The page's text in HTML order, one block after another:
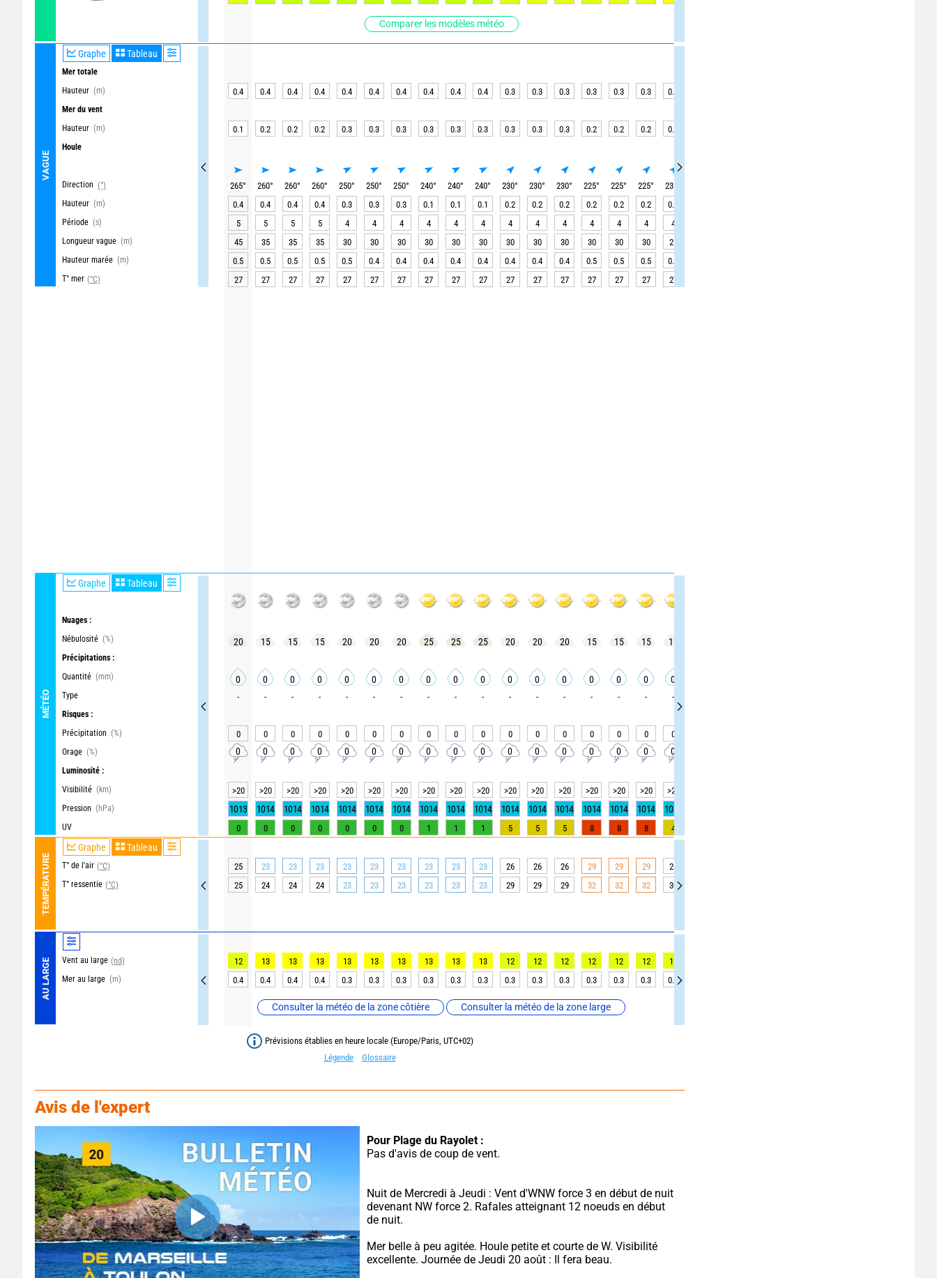
Comparer les modèles météo
VAGUE
Graphe Tableau
Mer totale
Hauteur (m)
Mer du vent
Hauteur (m)
Houle
Direction (°)
Hauteur (m)
Période (s)
Longueur vague (m)
Hauteur marée (m)
T° mer (°C)
MÉTÉO
Graphe Tableau
Nuages :
Nébulosité (%)
Précipitations :
Quantité (mm)
Type
Risques :
Précipitation (%)
Orage (%)
Luminosité :
Visibilité (km)
Pression (hPa)
UV
TEMPÉRATURE
Graphe Tableau
T° de l'air (°C)
T° ressentie (°C)
AU LARGE Vent au large (nd)
Mer au large (m)
Consulter la météo de la zone côtière Consulter la météo de la zone large
0.4 0.4 0.4 0.4 0.4 0.4 0.4 0.4 0.4 0.4 0.3 0.3 0.3 0.3 0.3 0.3 0.2
0.1 0.2 0.2 0.2 0.3 0.3 0.3 0.3 0.3 0.3 0.3 0.3 0.3 0.2 0.2 0.2 0.1
265° 260° 260° 260° 250° 250° 250° 240° 240° 240° 230° 230° 230° 225° 225° 225° 235
0.4
0.4 0.4 0.4 0.3 0.3 0.3 0.1 0.1 0.1 0.2 0.2 0.2 0.2 0.2 0.2 0.2
5
5 5 5 4 4 4 4 4 4 4 4 4 4 4 4 4
45
35 35 35 30 30 30 30 30 30 30 30 30 30 30 30 25
0.5
0.5 0.5 0.5 0.5 0.4 0.4 0.4 0.4 0.4 0.4 0.4 0.4 0.5 0.5 0.5 0.5
27
27 27 27 27 27 27 27 27 27 27 27 27 27 27 27 27
20 15 15 15 20 20 20 25 25 25 20 20 20 15 15 15 15
0 0 0 0 0 0 0 0 0 0 0 0 0 0 0 0 0
- - - - - - - - - - - - - - - - -
0 0 0 0 0 0 0 0 0 0 0 0 0 0 0 0 0
0 0 0 0 0 0 0 0 0 0 0 0 0 0 0 0 0
>20 >20 >20 >20 >20 >20 >20 >20 >20 >20 >20 >20 >20 >20 >20 >20 >20
1013 1014 1014 1014 1014 1014 1014 1014 1014 1014 1014 1014 1014 1014 1014 1014 1014
0 0 0 0 0 0 0 1 1 1 5 5 5 8 8 8 4
25 23 23 23 23 23 23 23 23 23 26 26 26 29 29 29 28
25
24 24 24 23 23 23 23 23 23 29 29 29 32 32 32 30
12 13 13 13 13 13 13 13 13 13 12 12 12 12 12 12 11
0.4
0.4 0.4 0.4 0.3 0.3 0.3 0.3 0.3 0.3 0.3 0.3 0.3 0.3 0.3 0.3 0.2
Prévisions établies en heure locale (Europe/Paris, UTC+02)
Légende
Glossaire
Avis de l'expert
Pour Plage du Rayolet :
Pas d'avis de coup de vent.
Nuit de Mercredi à Jeudi : Vent d'WNW force 3 en début de nuit
devenant NW force 2. Rafales atteignant 12 noeuds en début
de nuit.
Mer belle à peu agitée. Houle petite et courte de W. Visibilité
excellente. Journée de Jeudi 20 août : Il fera beau.